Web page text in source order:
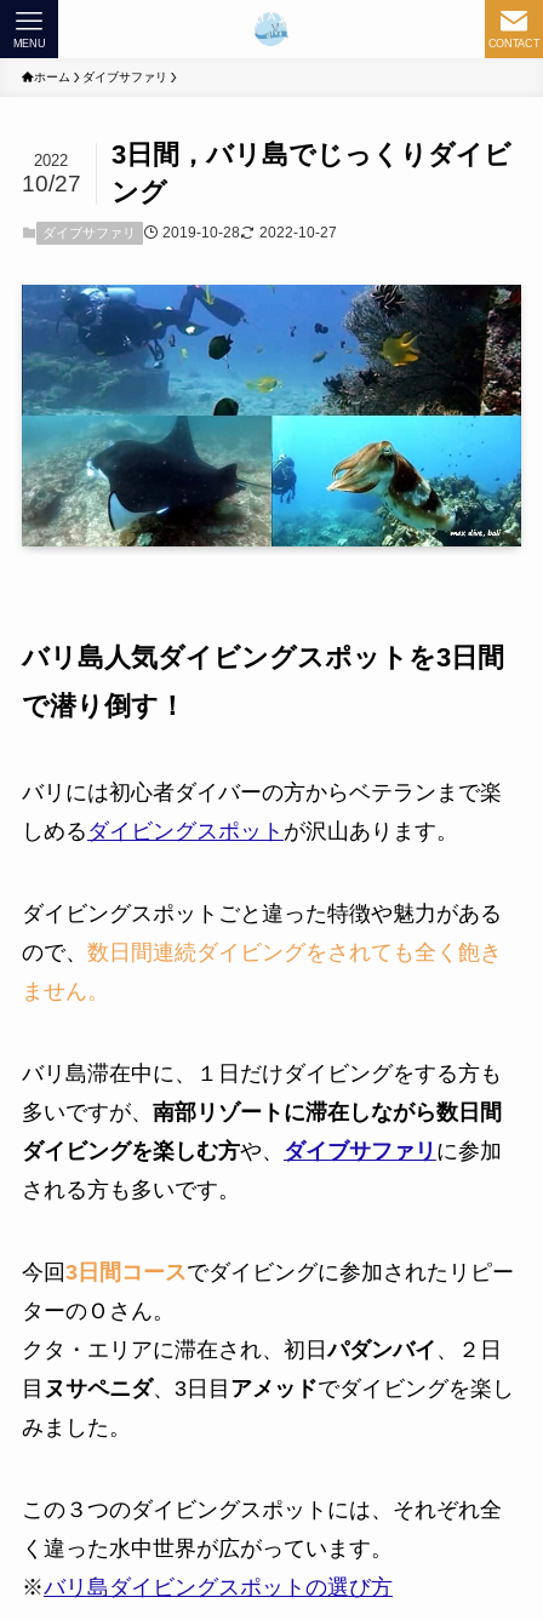
CONTACT
MENU
ホーム ダイブサファリ
3日間，バリ島でじっくりダイビ
ング
2022
10/27
ダイブサファリ 2019-10-28 2022-10-27
バリ島人気ダイビングスポットを3日間
で潜り倒す！
バリには初心者ダイバーの方からベテランまで楽
しめる ダイビングスポット が沢山あります。
ダイビングスポットごと違った特徴や魅力がある
ので、 数日間連続ダイビングをされても全く飽き
ません。
バリ島滞在中に、１日だけダイビングをする方も
多いですが、 南部リゾートに滞在しながら数日間
ダイビングを楽しむ方や、 ダイブサファリ に参加
される方も多いです。
今回3日間コースでダイビングに参加されたリピー
ターのＯさん。
クタ・エリアに滞在され、初日パダンバイ 、２日
目 ヌサペニダ、3日目 アメッドでダイビングを楽し
みました。
この３つのダイビングスポットには、それぞれ全
く違った水中世界が広がっています。
※バリ島ダイビングスポットの選び方